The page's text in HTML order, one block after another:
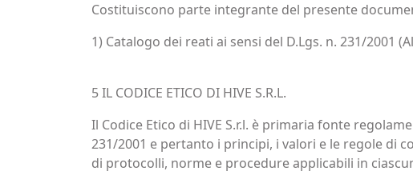
Costituiscono parte integrante del presente
1) Catalogo dei reati ai sensi del D.Lgs. n. 231/2001
5 IL CODICE ETICO DI HIVE S.R.L.
Il Codice Etico di HIVE S.r.l. è primaria fonte
231/2001 e pertanto i principi, i valori e le regole di
di protocolli, norme e procedure applicabili in